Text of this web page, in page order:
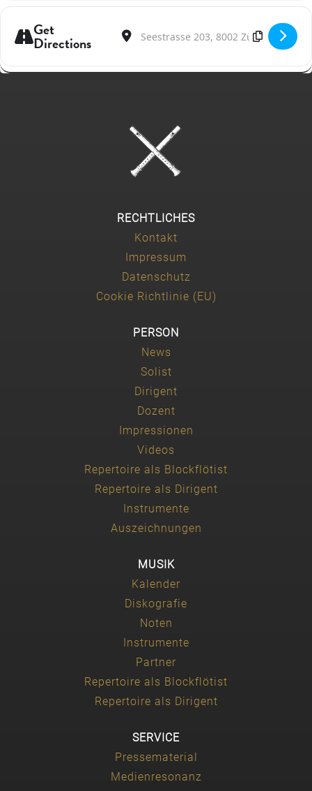
Get
Directions
Address - Young musical talents in concert
Destination Address - Young musical
RECHTLICHES
Kontakt
Impressum
Datenschutz
Cookie Richtlinie (EU)
PERSON
News
Solist
Dirigent
Dozent
Impressionen
Videos
Repertoire als Blockflötist
Repertoire als Dirigent
Instrumente
Auszeichnungen
MUSIK
Kalender
Diskografie
Noten
Instrumente
Partner
Repertoire als Blockflötist
Repertoire als Dirigent
SERVICE
Pressematerial
Medienresonanz